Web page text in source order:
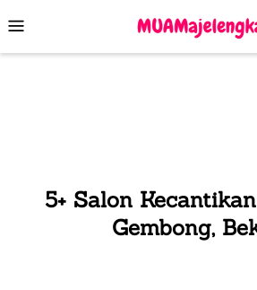
to
contentMenu
5+ Salon
Gembong,